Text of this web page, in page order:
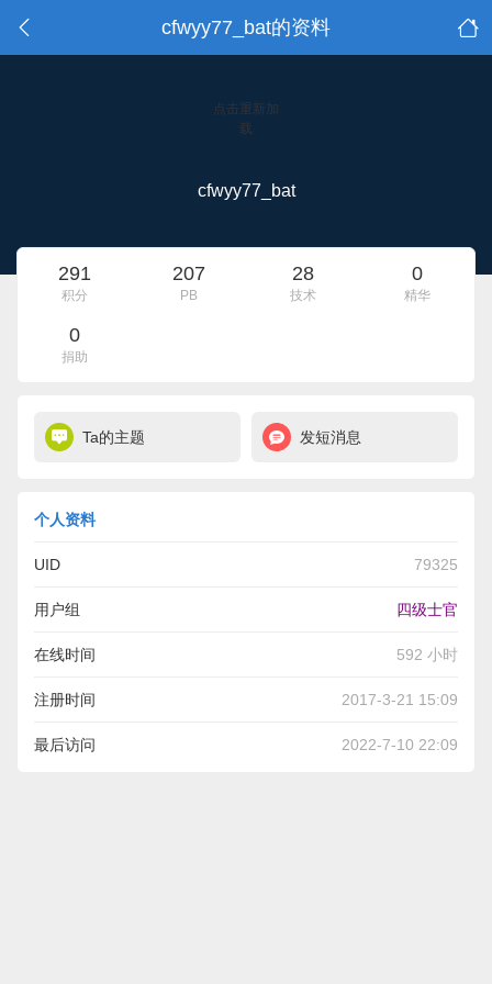
cfwyy77_bat的资料
点击重新加
载
cfwyy77_bat
291
积分
207
PB
28
技术
0
精华
0
捐助
Ta的主题 发短消息
个人资料
UID 79325
用户组 四级士官
在线时间 592 小时
注册时间 2017-3-21 15:09
最后访问 2022-7-10 22:09